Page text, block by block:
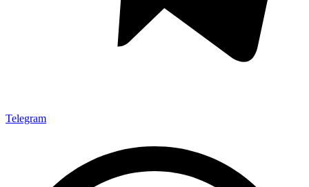
Telegram